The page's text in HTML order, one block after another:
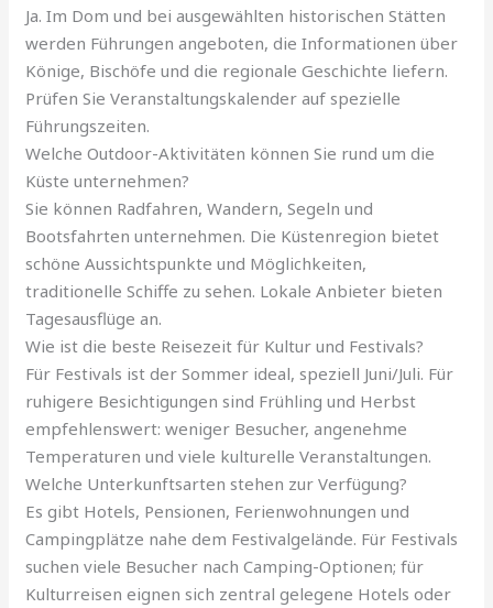
Ja. Im Dom und bei ausgewählten historischen Stätten
werden Führungen angeboten, die Informationen über
Könige, Bischöfe und die regionale Geschichte liefern.
Prüfen Sie Veranstaltungskalender auf spezielle
Führungszeiten.
Welche Outdoor-Aktivitäten können Sie rund um die
Küste unternehmen?
Sie können Radfahren, Wandern, Segeln und
Bootsfahrten unternehmen. Die Küstenregion bietet
schöne Aussichtspunkte und Möglichkeiten,
traditionelle Schiffe zu sehen. Lokale Anbieter bieten
Tagesausflüge an.
Wie ist die beste Reisezeit für Kultur und Festivals?
Für Festivals ist der Sommer ideal, speziell Juni/Juli. Für
ruhigere Besichtigungen sind Frühling und Herbst
empfehlenswert: weniger Besucher, angenehme
Temperaturen und viele kulturelle Veranstaltungen.
Welche Unterkunftsarten stehen zur Verfügung?
Es gibt Hotels, Pensionen, Ferienwohnungen und
Campingplätze nahe dem Festivalgelände. Für Festivals
suchen viele Besucher nach Camping-Optionen; für
Kulturreisen eignen sich zentral gelegene Hotels oder